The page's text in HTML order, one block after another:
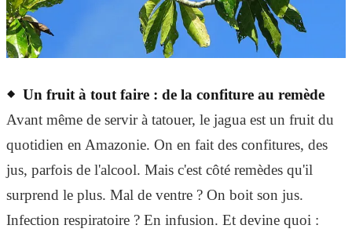
Un fruit à tout faire : de la confiture au remède
Avant même de servir à tatouer, le jagua est un fruit du
quotidien en Amazonie. On en fait des confitures, des
jus, parfois de l'alcool. Mais c'est côté remèdes qu'il
surprend le plus. Mal de ventre ? On boit son jus.
Infection respiratoire ? En infusion. Et devine quoi :